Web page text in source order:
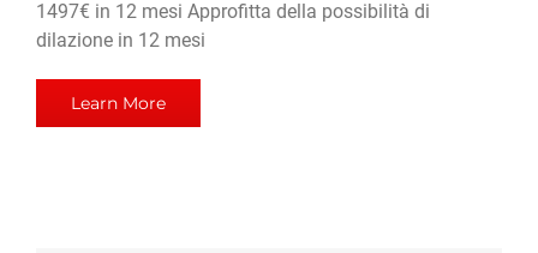
1497€ in 12 mesi Approfitta della possibilità di
dilazione in 12 mesi
Learn More